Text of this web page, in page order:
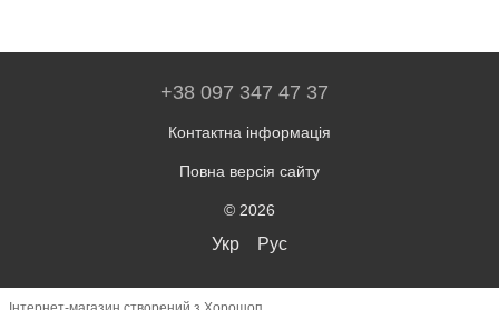
+38 097 347 47 37
Контактна інформація
Повна версія сайту
© 2026
Укр Рус